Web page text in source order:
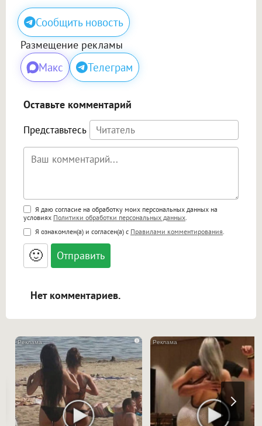
Сообщить новость
Размещение рекламы
Макс Телеграм
Оставьте комментарий
Представьтесь
Поддержка HTML
<b>, <strong>, <u>, <i>, <em>, <s>, <big>,
<small>, <sup>, <sub>, <pre>, <ul>, <ol>, <li>,
<blockquote>, <code> экранирует HTML,
адреса URL автоматически становятся
ссылками, и [img]адрес[/img] будет
Я даю согласие на обработку моих персональных данных на
условиях Политики обработки персональных данных.
Я ознакомлен(а) и согласен(а) с Правилами комментирования.
🙂
Нет комментариев.
i